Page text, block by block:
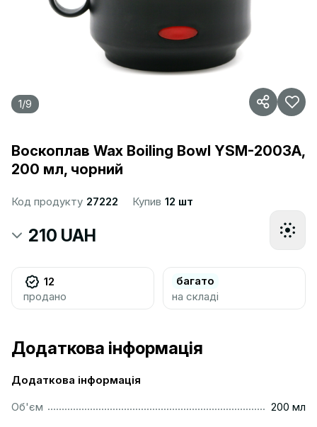
1/9
Воскоплав Wax Boiling Bowl YSM-2003A,
200 мл, чорний
Код продукту 27222 Купив 12 шт
210 UAH
12
продано
багато
на складі
Додаткова інформація
Додаткова інформація
Об'єм
200 мл